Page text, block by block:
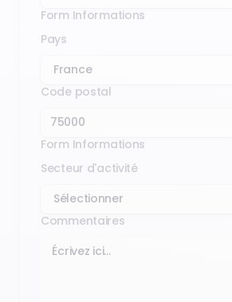
Form Informations
Pays
Code postal
Form Informations
Secteur d'activité
Commentaires